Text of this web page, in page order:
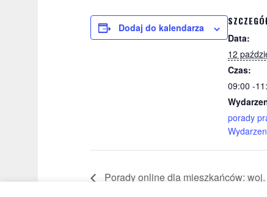
Dodaj do kalendarza
Data:
12
Czas:
09:00 -
porady
Porady online dla mieszkańców: